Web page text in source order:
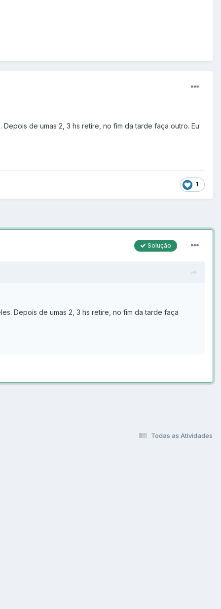
de umas 2, 3 hs retire, no fim da tarde faça outro. Eu
1
Solução
Depois de umas 2, 3 hs retire, no fim da tarde faça
Todas as Atividades